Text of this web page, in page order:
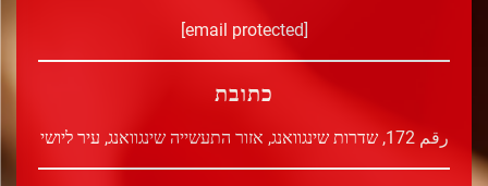
[email protected]
כתובת
رقم 172, שדרות שינגוואנג, אזור התעשייה שינגוואנג, עיר ליושי